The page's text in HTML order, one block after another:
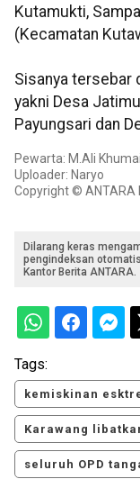
Kutamukti,
(Kecamatan
Sisanya tersebar
yakni Desa
Payungsari dan
Pewarta: M.Ali
Uploader: Naryo
Copyright © ANTARA
Dilarang keras
pengindeksan
Kantor Berita ANTARA.
Tags:
kemiskinan
Karawang
seluruh OPD